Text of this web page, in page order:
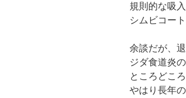
規則的な吸
シムビコー
余談だが、
ジダ食道炎
ところどこ
やはり長年